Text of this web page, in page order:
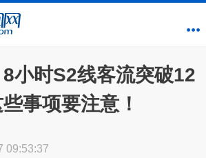
小时S2线客流突破12
事项要注意！
09:53:37